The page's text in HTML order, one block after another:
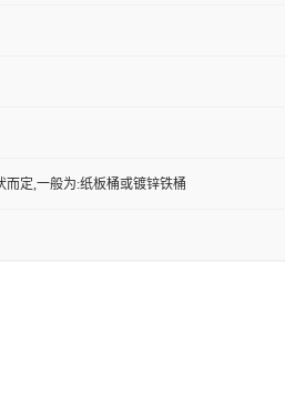
而定,一般为:纸板桶或镀锌铁桶